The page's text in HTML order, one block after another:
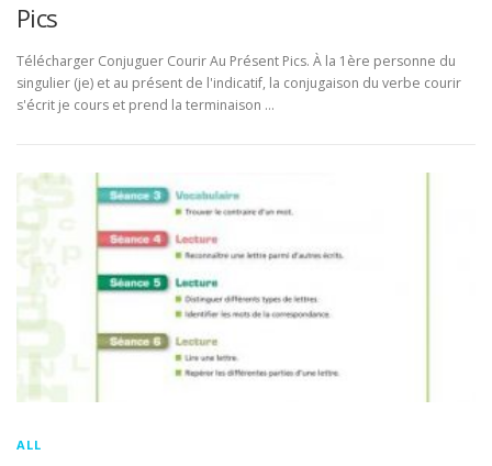
Pics
Télécharger Conjuguer Courir Au Présent Pics. À la 1ère personne du
singulier (je) et au présent de l'indicatif, la conjugaison du verbe courir
s'écrit je cours et prend la terminaison …
ALL